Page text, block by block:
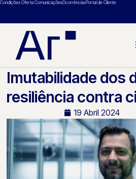
Condições Oferta ComunicaçõesOcorrênciasPortal de Cliente
Imutabilidade dos
resiliência contra
19 Abril 2024